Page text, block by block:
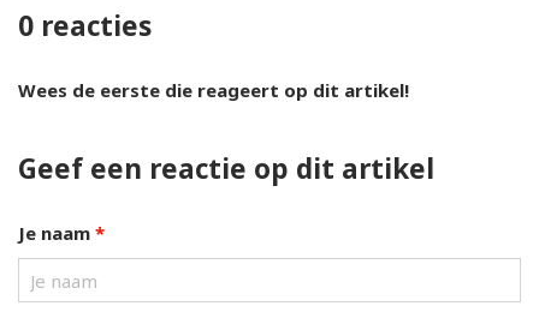
0 reacties
Wees de eerste die reageert op dit artikel!
Geef een reactie op dit artikel
Je naam *